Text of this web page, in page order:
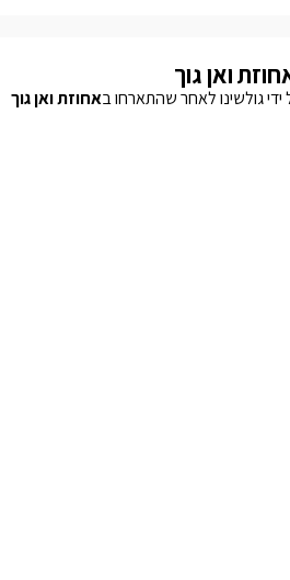
ואן גוך
גולשינו לאחר שהתארחו באחוזת ואן גוך